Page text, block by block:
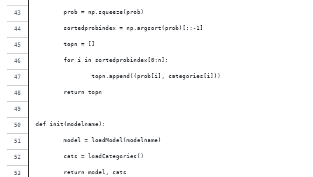
        prob = np.squeeze(prob)
        sortedprobindex = np.argsort(prob)[::-1]
        topn = []
        for i in sortedprobindex[0:n]:
                topn.append((prob[i], categories[i]))
        return topn
def init(modelname):
        model = loadModel(modelname)
        cats = loadCategories()
        return model, cats